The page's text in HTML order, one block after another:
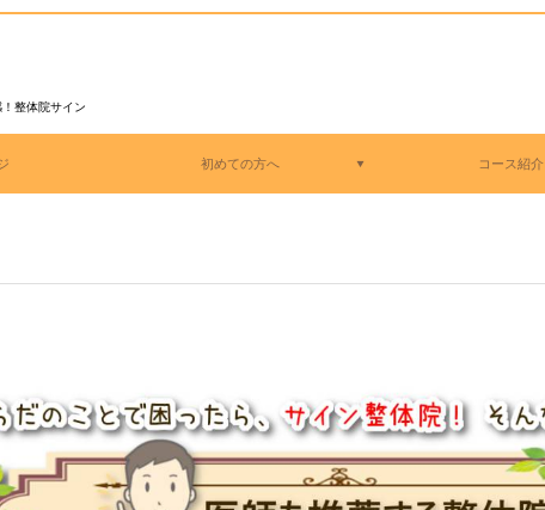
整体院サイン
初めての方へ コース紹介